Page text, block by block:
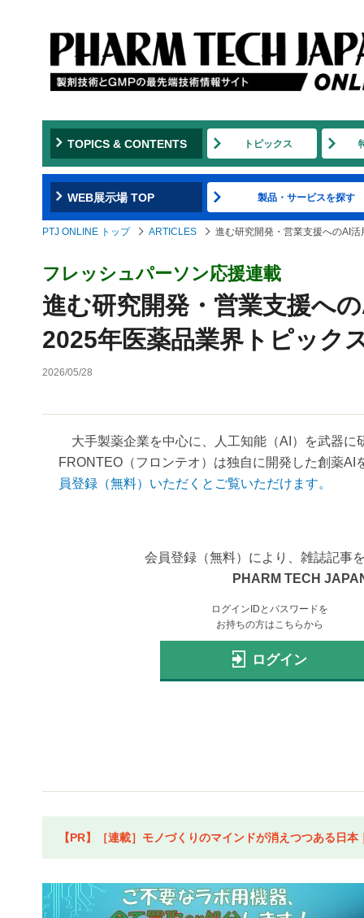
TOPICS & CONTENTS トピックス
WEB展示場 TOP 製品・サービスを探す
PTJ ONLINE トップ ARTICLES 進む研究開発・営業支援へのAI
フレッシュパーソン応援連載
進む研究開発・営業支援へ
2025年医薬品業界トピック
2026/05/28
大手製薬企業を中心に、人工知能（AI）を武器に
FRONTEO（フロンテオ）は独自に開発した創薬
員登録（無料）いただくとご覧いただけます。
会員登録（無料）により、雑誌記事
PHARM TECH
ログインIDとパスワードを
お持ちの方はこちらから
ログイン
【PR】［連載］モノづくりのマインドが消えつつある日